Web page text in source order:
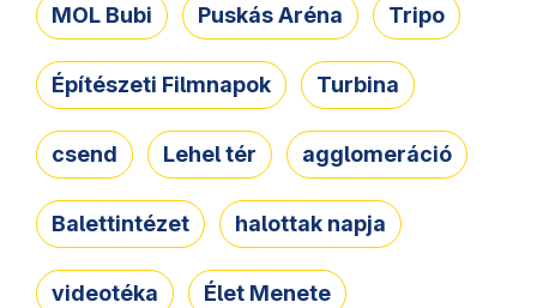
MOL Bubi Puskás Aréna Tripo
Építészeti Filmnapok Turbina
csend Lehel tér agglomeráció
Balettintézet halottak napja
videotéka Élet Menete